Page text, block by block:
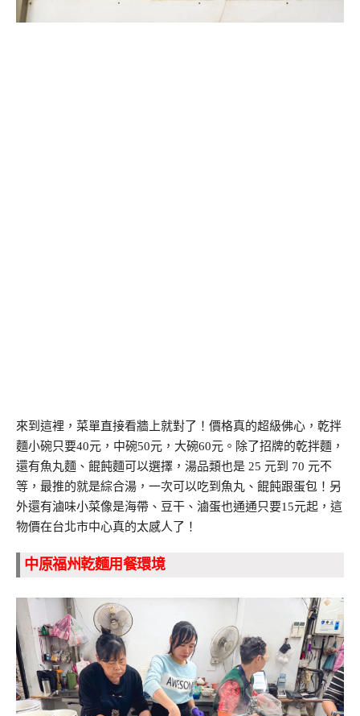
來到這裡，菜單直接看牆上就對了！價格真的超級佛心，乾拌
麵小碗只要40元，中碗50元，大碗60元。除了招牌的乾拌麵，
還有魚丸麵、餛飩麵可以選擇，湯品類也是 25 元到 70 元不
等，最推的就是綜合湯，一次可以吃到魚丸、餛飩跟蛋包！另
外還有滷味小菜像是海帶、豆干、滷蛋也通通只要15元起，這
物價在台北市中心真的太感人了！
中原福州乾麵用餐環境